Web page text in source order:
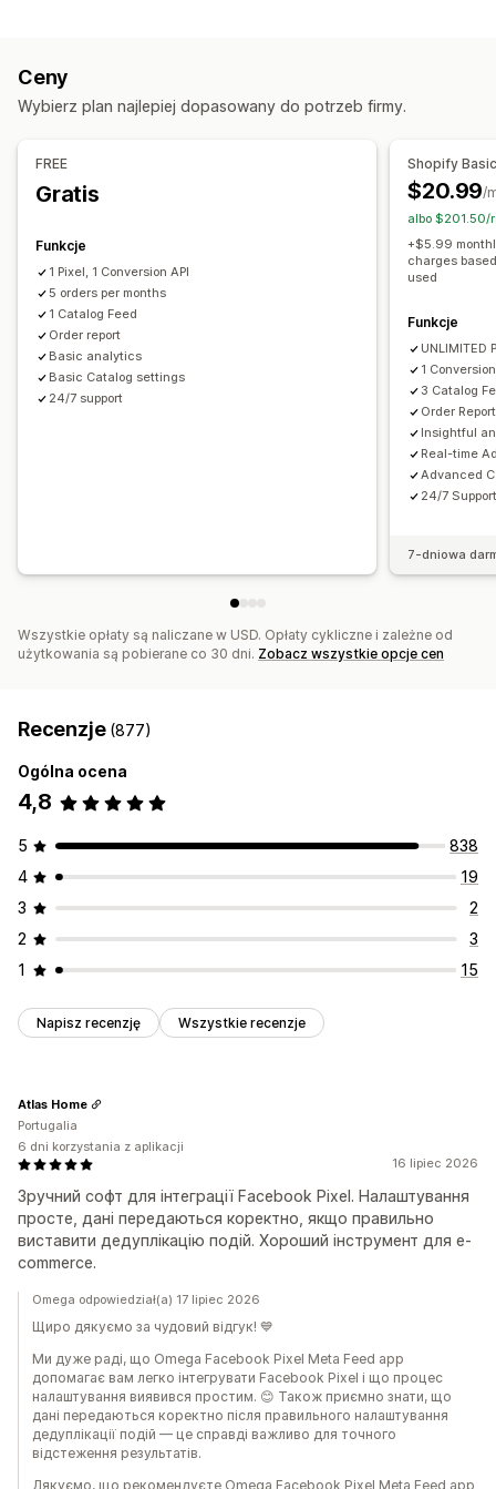
Zarządzanie kampanią
Analizy wydajności
Śledzenie wydajności
Współczynniki klikalności
Śledzenie konwersji
Źródło ruchu
Niestandardowe etykiety
Synchronizacja wariantów
Zaplanowana synchronizacja
Wybór produktu
Pliki produktowe dostosowane do grup docelowych
Obsługa zapasów
Optymalizacja pliku produktowego
Ceny
Wybierz plan najlepiej dopasowany do potrzeb firmy.
FREE
Gratis
Funkcje
1 Pixel, 1 Conversion API
5 orders per months
1 Catalog Feed
Order report
Basic analytics
Basic Catalog settings
24/7 support
Shopify
$20.99/
albo $201.50/
+$5.99
charges
used
Funkcje
UNLIMITED
1
3 Catalog
Order Report
Insightful
Real-time
Advanced
24/7
7-dniowa
Wszystkie opłaty są naliczane w USD. Opłaty cykliczne i zależne od
użytkowania są pobierane co 30 dni. Zobacz wszystkie opcje cen
Recenzje (877)
Ogólna ocena
4,8
5
838
4
19
3
2
2
3
1
15
Napisz recenzję Wszystkie recenzje
16 lipiec 2026
Зручний софт для інтеграції Facebook Pixel. Налаштування
просте, дані передаються коректно, якщо правильно
виставити дедуплікацію подій. Хороший інструмент для e-
commerce.
Atlas Home
Portugalia
6 dni korzystania z aplikacji
Omega odpowiedział(a) 17 lipiec 2026
Щиро дякуємо за чудовий відгук! 💙
Ми дуже раді, що Omega Facebook Pixel Meta Feed app
допомагає вам легко інтегрувати Facebook Pixel і що процес
налаштування виявився простим. 😊 Також приємно знати, що
дані передаються коректно після правильного налаштування
дедуплікації подій — це справді важливо для точного
відстеження результатів.
Дякуємо, що рекомендуєте Omega Facebook Pixel Meta Feed app